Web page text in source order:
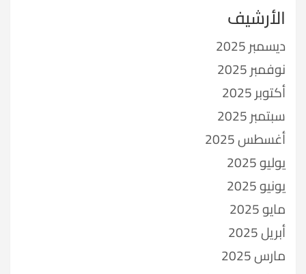
الأرشيف
ديسمبر 2025
نوفمبر 2025
أكتوبر 2025
سبتمبر 2025
أغسطس 2025
يوليو 2025
يونيو 2025
مايو 2025
أبريل 2025
مارس 2025